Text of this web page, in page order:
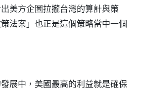
美方企圖拉攏台灣的算計與策
法案」也正是這個策略當中一個
展中，美國最高的利益就是確保